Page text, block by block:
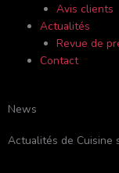
Avis clients
Actualités
Revue de
Contact
News
Actualités de Cuisine